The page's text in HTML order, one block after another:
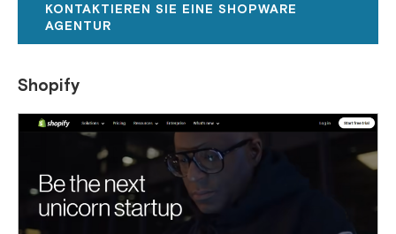
KONTAKTIEREN SIE EINE SHOPWARE
AGENTUR
Shopify